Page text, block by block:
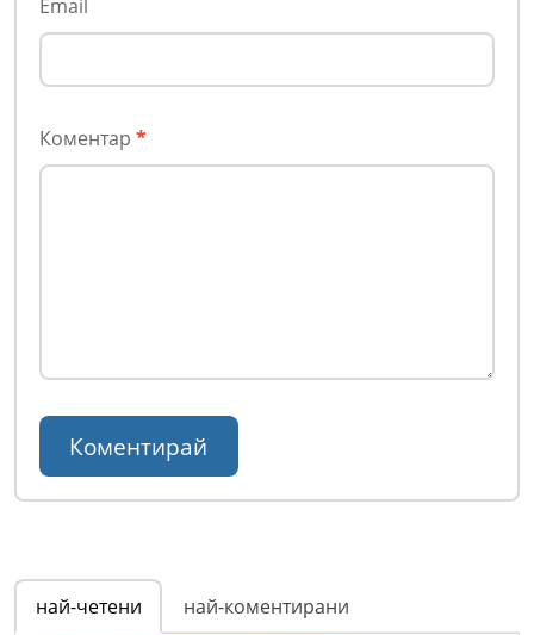
Email
Коментар *
най-четени най-коментирани